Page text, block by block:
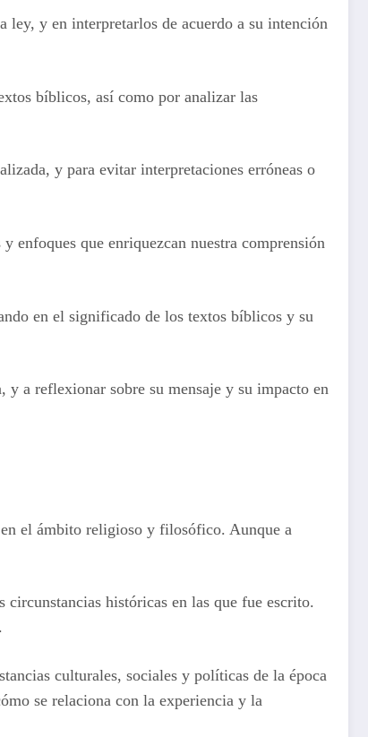
ley, y en interpretarlos de acuerdo a su intención
bíblicos, así como por analizar las
y para evitar interpretaciones erróneas o
enfoques que enriquezcan nuestra comprensión
en el significado de los textos bíblicos y su
a reflexionar sobre su mensaje y su impacto en
el ámbito religioso y filosófico. Aunque a
históricas en las que fue escrito.
culturales, sociales y políticas de la época
se relaciona con la experiencia y la